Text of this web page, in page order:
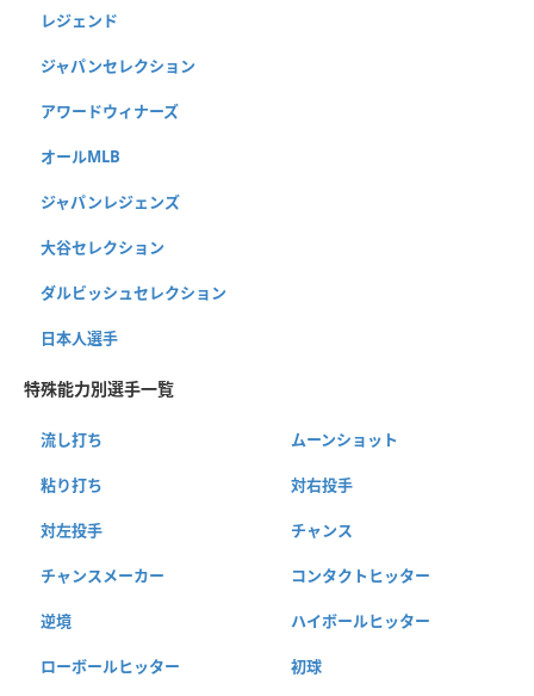
レジェンド
ジャパンセレクション
アワードウィナーズ
オールMLB
ジャパンレジェンズ
大谷セレクション
ダルビッシュセレクション
日本人選手
特殊能力別選手一覧
流し打ち ムーンショット
粘り打ち 対右投手
対左投手 チャンス
チャンスメーカー コンタクトヒッター
逆境 ハイボールヒッター
ローボールヒッター 初球